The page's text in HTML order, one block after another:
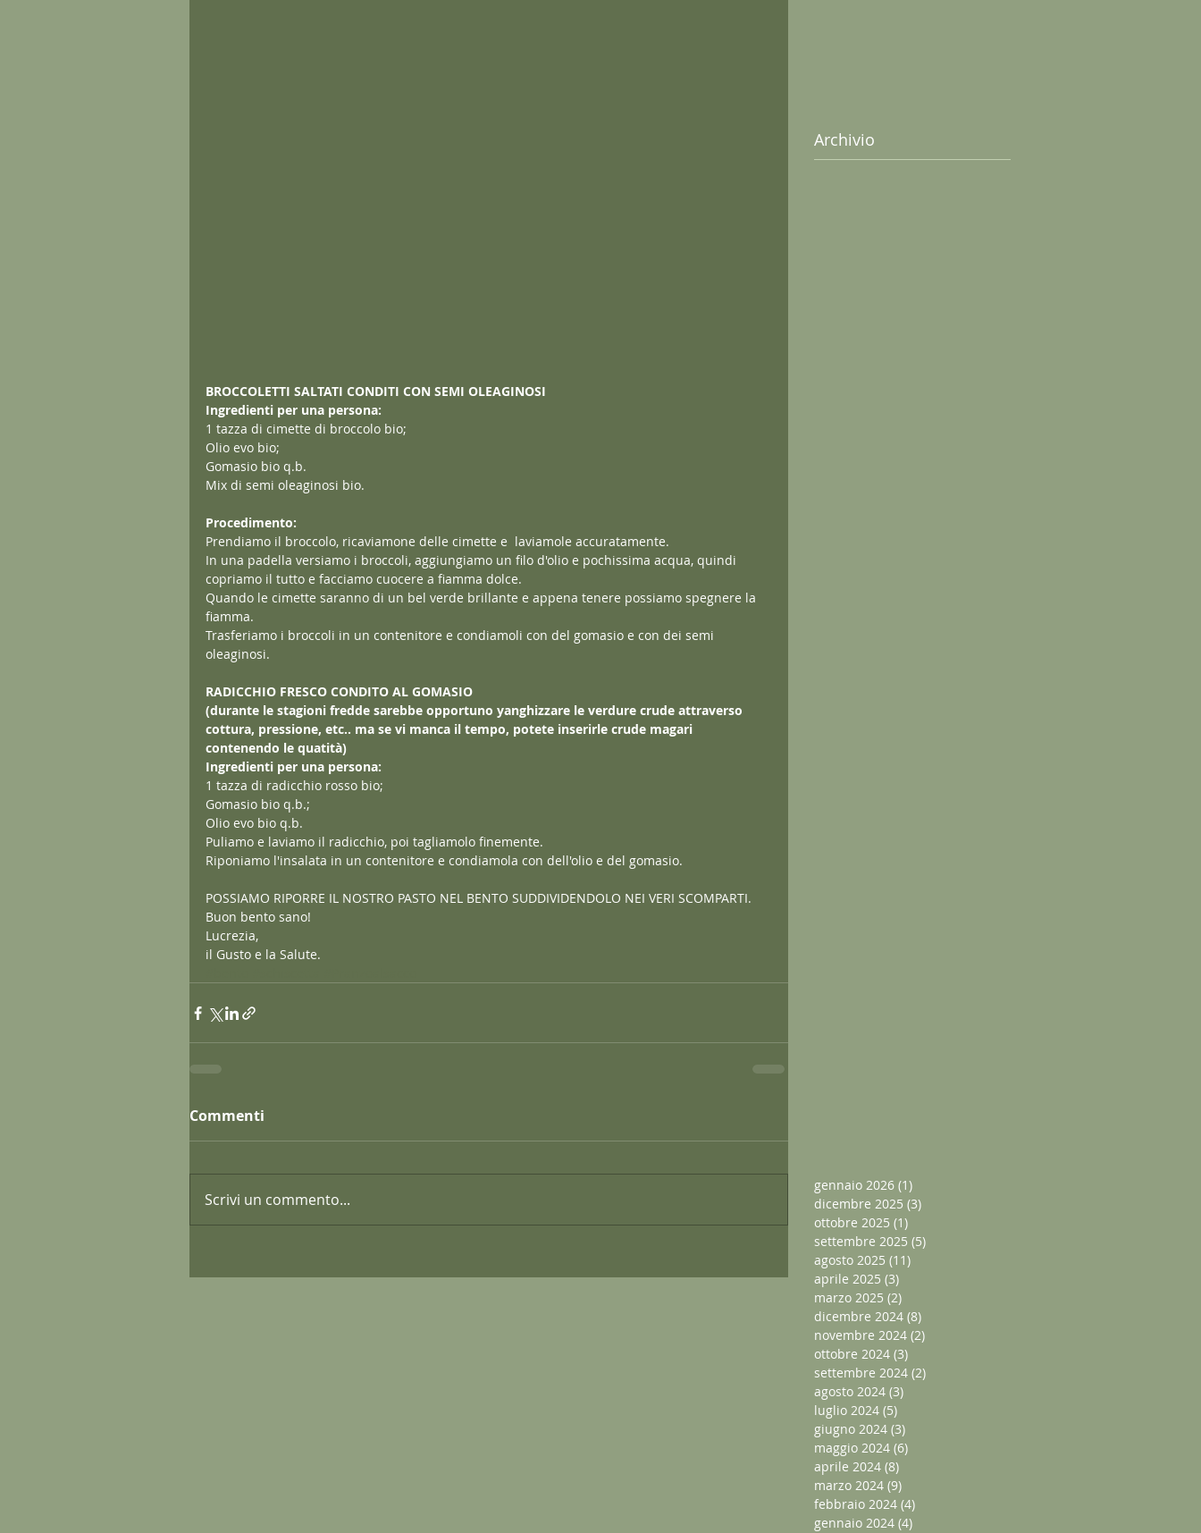
BROCCOLETTI SALTATI CONDITI CON SEMI OLEAGINOSI
Ingredienti per una persona:
1 tazza di cimette di broccolo bio;
Olio evo bio;
Gomasio bio q.b.
Mix di semi oleaginosi bio.
Procedimento:
Prendiamo il broccolo, ricaviamone delle cimette e  laviamole accuratamente.
In una padella versiamo i broccoli, aggiungiamo un filo d'olio e pochissima acqua, quindi
copriamo il tutto e facciamo cuocere a fiamma dolce.
Quando le cimette saranno di un bel verde brillante e appena tenere possiamo spegnere la
fiamma.
Trasferiamo i broccoli in un contenitore e condiamoli con del gomasio e con dei semi
oleaginosi.
RADICCHIO FRESCO CONDITO AL GOMASIO
(durante le stagioni fredde sarebbe opportuno yanghizzare le verdure crude attraverso
cottura, pressione, etc.. ma se vi manca il tempo, potete inserirle crude magari
contenendo le quatità)
Ingredienti per una persona:
1 tazza di radicchio rosso bio;
Gomasio bio q.b.;
Olio evo bio q.b.
Puliamo e laviamo il radicchio, poi tagliamolo finemente.
Riponiamo l'insalata in un contenitore e condiamola con dell'olio e del gomasio.
POSSIAMO RIPORRE IL NOSTRO PASTO NEL BENTO SUDDIVIDENDOLO NEI VERI SCOMPARTI.
Buon bento sano!
Lucrezia,
il Gusto e la Salute.
Commenti
Scrivi un commento...
Archivio
gennaio 2026 (1)
dicembre 2025 (3)
ottobre 2025 (1)
settembre 2025 (5)
agosto 2025 (11)
aprile 2025 (3)
marzo 2025 (2)
dicembre 2024 (8)
novembre 2024 (2)
ottobre 2024 (3)
settembre 2024 (2)
agosto 2024 (3)
luglio 2024 (5)
giugno 2024 (3)
maggio 2024 (6)
aprile 2024 (8)
marzo 2024 (9)
febbraio 2024 (4)
gennaio 2024 (4)